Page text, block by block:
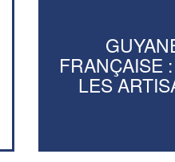
FRANÇAISE
LES